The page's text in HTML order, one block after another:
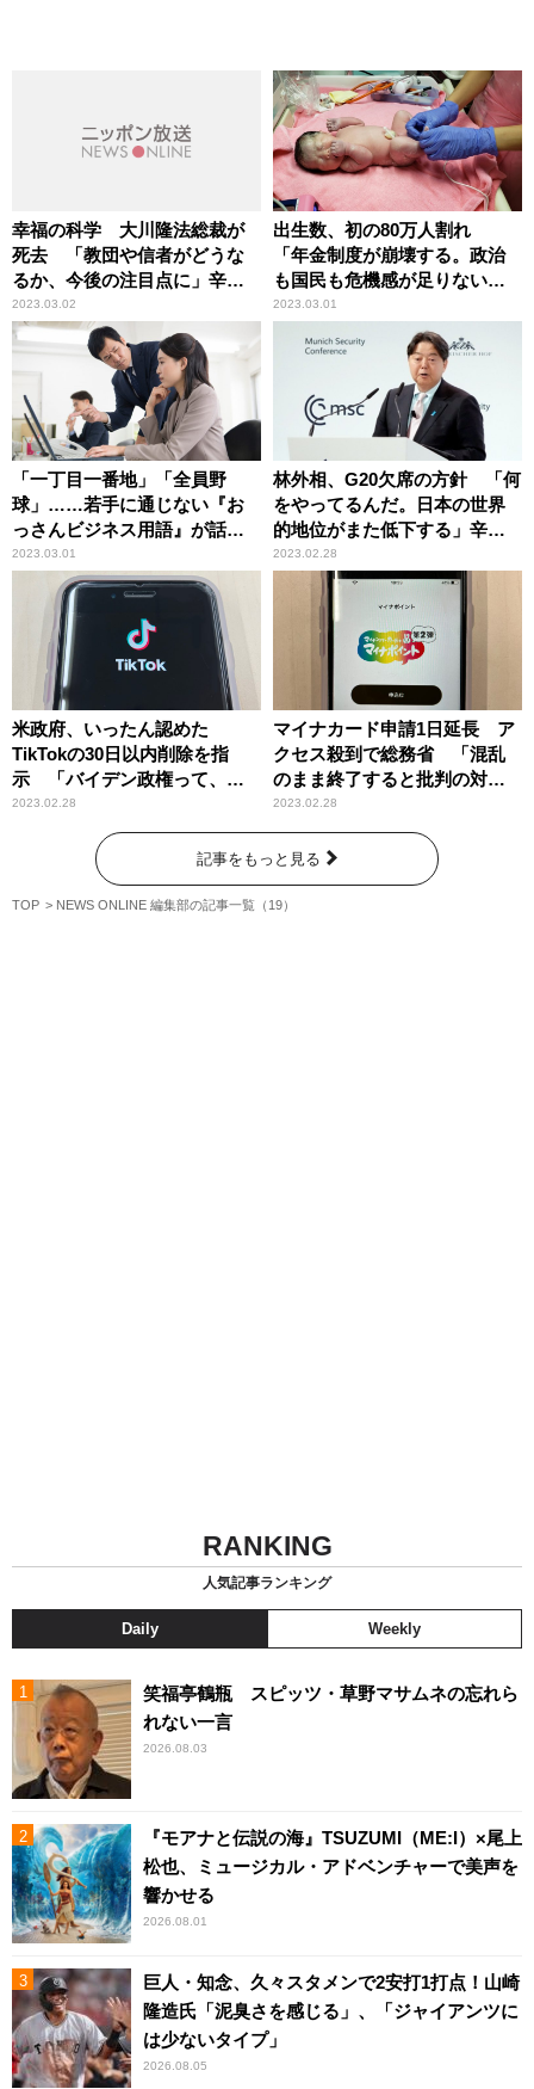
幸福の科学 大川隆法総裁が
死去 「教団や信者がどうな
るか、今後の注目点に」辛坊
治郎が指摘
2023.03.02
出生数、初の80万人割れ
「年金制度が崩壊する。政治
も国民も危機感が足りない」
辛坊治郎が苦言
2023.03.01
「一丁目一番地」「全員野
球」……若手に通じない『お
っさんビジネス用語』が話
題 「相手にどれくらい伝わ
っているかを考えないといけ
ない時代」辛坊治郎が指摘
2023.03.01
林外相、G20欠席の方針 「何
をやってるんだ。日本の世界
的地位がまた低下する」辛坊
治郎が苦言
2023.02.28
米政府、いったん認めた
TikTokの30日以内削除を指
示 「バイデン政権って、何
なんだ」辛坊治郎が疑問呈す
2023.02.28
マイナカード申請1日延長 ア
クセス殺到で総務省 「混乱
のまま終了すると批判の対象
になるから」辛坊治郎が解説
2023.02.28
記事をもっと見る
TOP NEWS ONLINE 編集部の記事一覧（19）
RANKING
人気記事ランキング
Daily Weekly
笑福亭鶴瓶 スピッツ・草野マサムネの忘れら
れない一言
2026.08.03
『モアナと伝説の海』TSUZUMI（ME:I）×尾上
松也、ミュージカル・アドベンチャーで美声を
響かせる
2026.08.01
巨人・知念、久々スタメンで2安打1打点！山崎
隆造氏「泥臭さを感じる」、「ジャイアンツに
は少ないタイプ」
2026.08.05